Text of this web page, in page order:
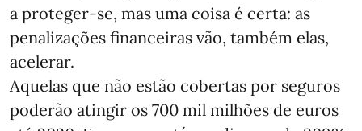
a proteger-se, mas uma coisa é certa: as
penalizações financeiras vão, também elas,
acelerar.
Aquelas que não estão cobertas por seguros
poderão atingir os 700 mil milhões de euros